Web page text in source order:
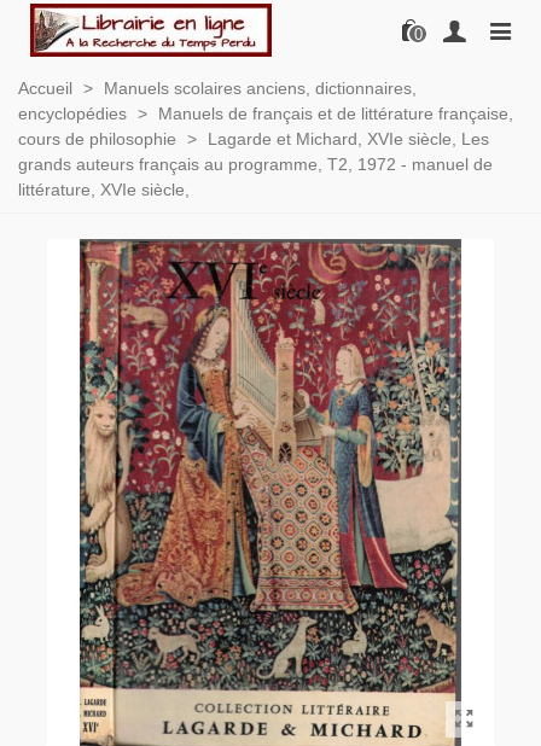
0
Accueil >
Manuels scolaires anciens, dictionnaires,
encyclopédies >
Manuels de français et de littérature française,
cours de philosophie
>
Lagarde et Michard, XVIe siècle, Les
grands auteurs français au programme, T2, 1972 - manuel de
littérature, XVIe siècle,